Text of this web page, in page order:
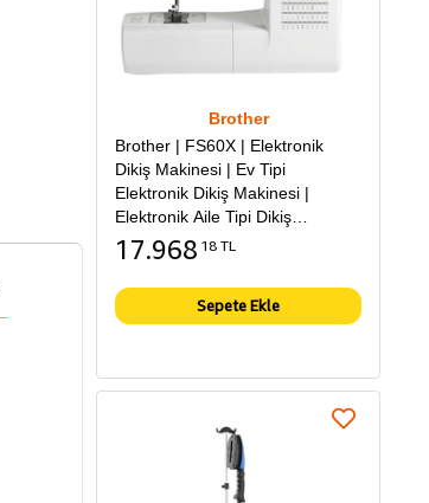
Brother
Brother | FS60X | Elektronik
Dikiş Makinesi | Ev Tipi
Elektronik Dikiş Makinesi |
Elektronik Aile Tipi Dikiş
Makinesi
17.968 18 TL
Sepete Ekle